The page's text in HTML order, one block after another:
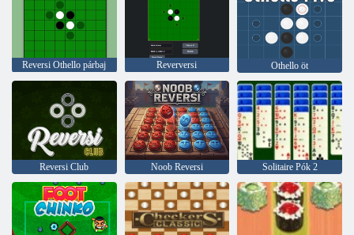
Reversi Othello párbaj Reverversi Othello öt
Reversi Club Noob Reversi Solitaire Pók 2